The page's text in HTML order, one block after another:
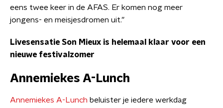
eens twee keer in de AFAS. Er komen nog meer
jongens- en meisjesdromen uit.”
Livesensatie Son Mieux is helemaal klaar voor een
nieuwe festivalzomer
Annemiekes A-Lunch
Annemiekes A-Lunch beluister je iedere werkdag